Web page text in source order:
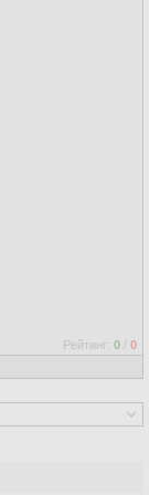
Рейтинг: 0 / 0